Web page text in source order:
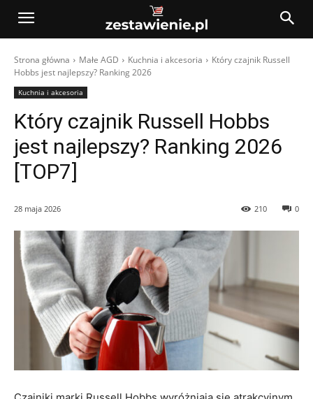
Strona główna Małe AGD Kuchnia i akcesoria
Który czajnik Russell
Hobbs jest najlepszy? Ranking 2026
Kuchnia i akcesoria
Który czajnik Russell Hobbs
jest najlepszy? Ranking 2026
[TOP7]
28 maja 2026 0
210